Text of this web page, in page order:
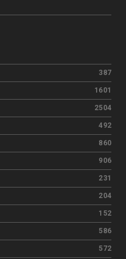
387
1601
2504
492
860
906
231
204
152
586
572